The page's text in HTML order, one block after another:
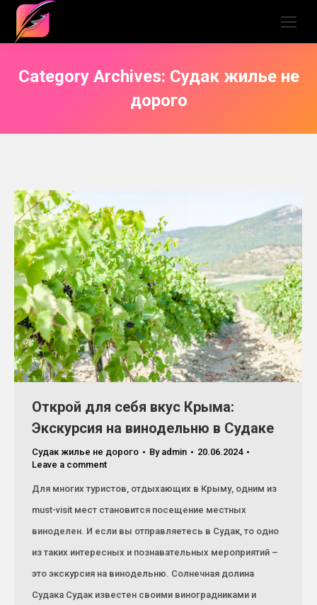
Category Archives: Судак жилье не
дорого
Открой для себя вкус Крыма:
Экскурсия на винодельню в Судаке
Судак жилье не дорого By admin
20.06.2024
Leave a comment
Для многих туристов, отдыхающих в Крыму, одним из
must-visit мест становится посещение местных
виноделен. И если вы отправляетесь в Судак, то одно
из таких интересных и познавательных мероприятий –
это экскурсия на винодельню. Солнечная долина
Судака Судак известен своими виноградниками и